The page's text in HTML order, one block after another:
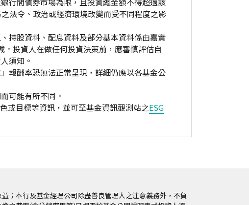
法令、政治或經濟環境改變而受不同程度之影
持股資料、配息資料及部分基本資料係由嘉實
投資人在做任何投資決策前，應審慎評估自
須知。
報酬率恐無法正常呈現，詳細仍應以各基金公
可能有所不同。
或目標等資訊，並可至基金資訊觀測站之ESG
；本行及基金經理公司除盡善良管理人之注意義務外，不負